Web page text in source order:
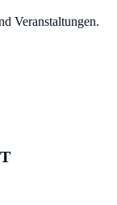
Veranstaltungen.